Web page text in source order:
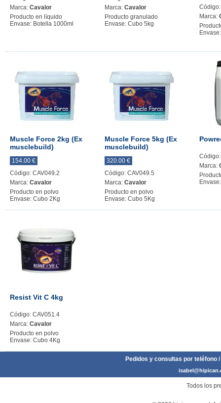
Marca: Cavalor
Producto en líquido
Envase: Botella 1000ml
Marca: Cavalor
Producto granulado
Envase: Cubo 5kg
Marca:
Muscle Force 2kg (Ex
musclebuild)
154.00 €
Código: CAV049.2
Marca: Cavalor
Producto en polvo
Envase: Cubo 2Kg
Muscle Force 5kg (Ex
musclebuild)
320.00 €
Código: CAV049.5
Marca: Cavalor
Producto en polvo
Envase: Cubo 5Kg
Marca:
Resist Vit C 4kg
Código: CAV051.4
Marca: Cavalor
Producto en polvo
Envase: Cubo 4Kg
Pedidos y consultas por teléfono
Todos los